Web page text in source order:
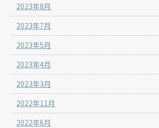
2023年8月
2023年7月
2023年5月
2023年4月
2023年3月
2022年11月
2022年6月